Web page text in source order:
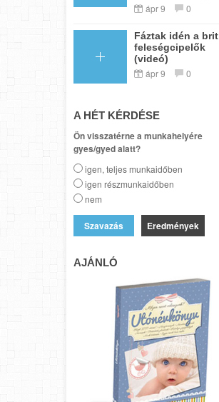
ápr 9 0
Fáztak idén a brit
feleségcipelők
(videó)
ápr 9 0
A HÉT KÉRDÉSE
Ön visszatérne a munkahelyére
gyes/gyed alatt?
igen, teljes munkaidőben
igen részmunkaidőben
nem
Eredmények
AJÁNLÓ